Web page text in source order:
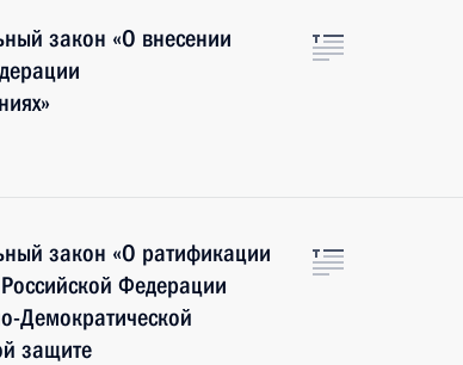
закон «О внесении
закон «О ратификации
Федерации
Демократической
защите